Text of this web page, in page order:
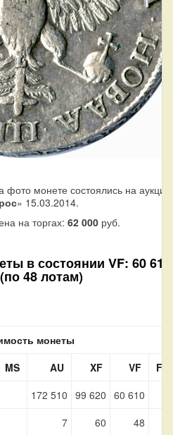
фото монете состоялись на
» 15.03.2014.
на торгах: 62 000руб.
в состоянии VF: 60 610
48 лотам)
монеты
MS AU XF VF
F
172 510 99 620 60 610
7 60 48